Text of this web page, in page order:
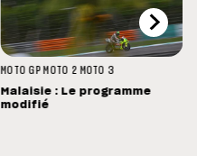
MOTO GP MOTO 2 MOTO 3
Malaisie : Le programme
modifié